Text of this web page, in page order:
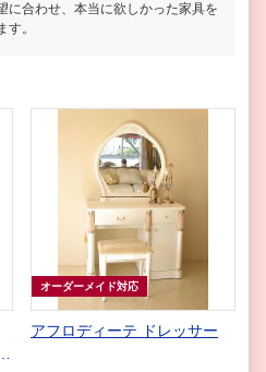
に合わせ、本当に欲しかった家具を
。
オーダーメイド対応
アフロディーテ ドレッサー